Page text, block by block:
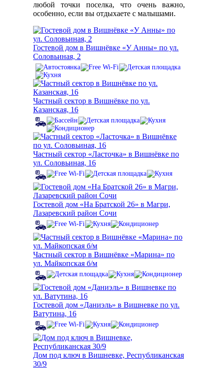
любой точки поселка, что очень важно,
особенно, если вы отдыхаете с малышами.
Гостевой дом в Вишнёвке «У Анны» по ул.
Соловьиная, 2
Частный сектор в Вишнёвке по ул.
Казанская, 16
Частный сектор «Ласточка» в Вишнёвке по
ул. Соловьиная, 16
Гостевой дом «На Братской 26» в Магри,
Лазаревский район Сочи
Частный сектор в Вишнёвке «Марина» по
ул. Майкопская б/м
Гостевой дом «Даниэль» в Вишневке по ул.
Ватутина, 16
Дом под ключ в Вишневке, Республиканская
30/9